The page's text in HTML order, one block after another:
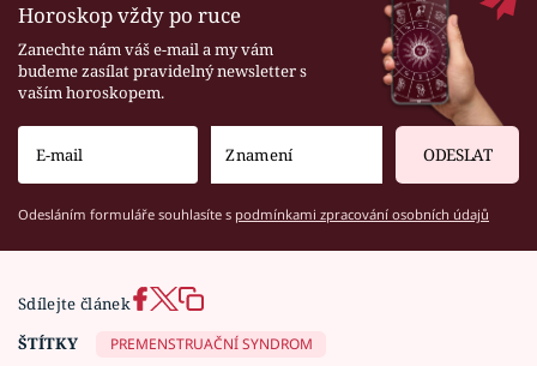
Horoskop vždy po ruce
Zanechte nám váš e-mail a my vám
budeme zasílat pravidelný newsletter s
vaším horoskopem.
ODESLAT
Odesláním formuláře souhlasíte s podmínkami zpracování osobních údajů
Sdílejte článek
ŠTÍTKY
PREMENSTRUAČNÍ SYNDROM